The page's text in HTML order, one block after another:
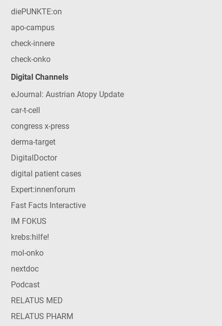
diePUNKTE:on
apo-campus
check-innere
check-onko
Digital Channels
eJournal: Austrian Atopy Update
car-t-cell
congress x-press
derma-target
DigitalDoctor
digital patient cases
Expert:innenforum
Fast Facts Interactive
IM FOKUS
krebs:hilfe!
mol-onko
nextdoc
Podcast
RELATUS MED
RELATUS PHARM